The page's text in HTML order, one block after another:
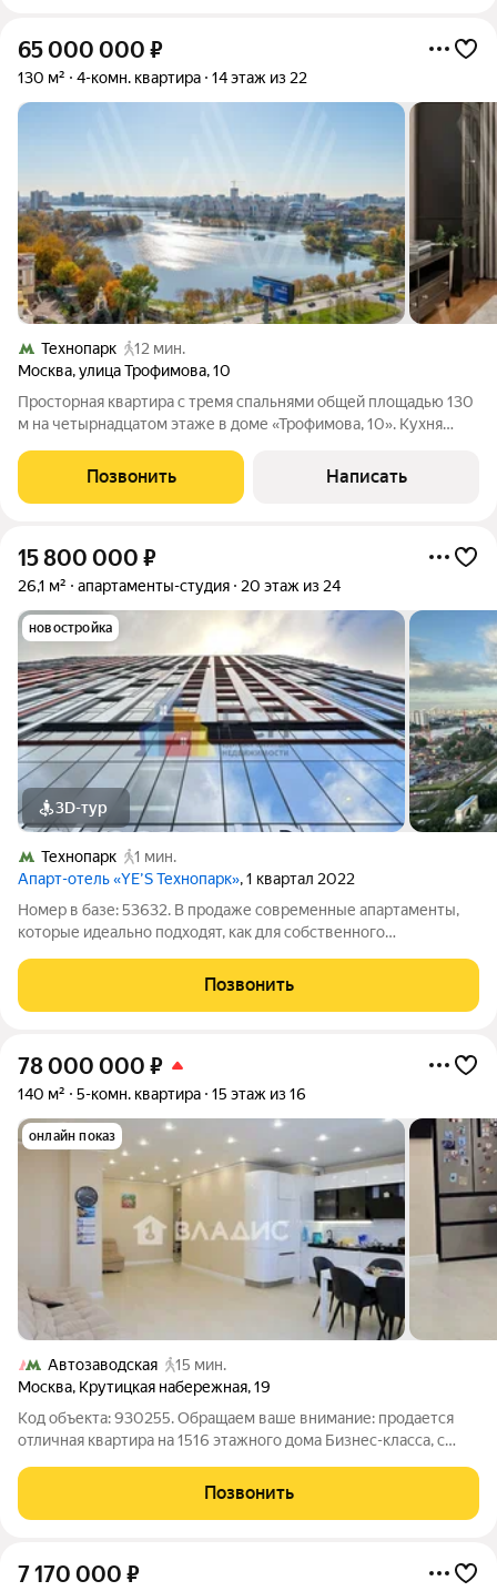
65 000 000 ₽
130 м² 4-комн. квартира 14 этаж из 22
Технопарк
12 мин.
Москва,улица Трофимова,10
Просторная квартира с тремя спальнями общей площадью 130
м на четырнадцатом этаже в доме «Трофимова, 10». Кухня
техникой премиальных брендов: посудомоечная машина,
варочная панель, духовой шкаф
Позвонить Написать
15 800 000 ₽
26,1 м² апартаменты-студия 20 этаж из 24
новостройка
3D-тур
Технопарк
1 мин.
Апарт-отель «YE’S Технопарк», 1 квартал 2022
Номер в базе: 53632. В продаже современные апартаменты,
которые идеально подходят, как для собственного
договор с управляющей компанией). Главное преимущество:
заезжай и живи или сдавай и
Позвонить
78 000 000 ₽
140 м² 5-комн. квартира 15 этаж из 16
онлайн показ
Автозаводская
15 мин.
Москва, Крутицкая набережная,19
Код объекта: 930255. Обращаем ваше внимание: продается
отличная квартира на 1516 этажного дома Бизнес-класса, с
современный ремонт, с использованием дорогостоящих
материалов. Функциональная
Позвонить
7 170 000 ₽